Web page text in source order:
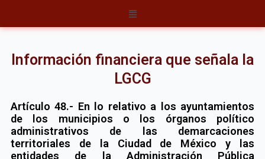
Menú
Información financiera que señala la
LGCG
Artículo 48.- En lo relativo a los ayuntamientos
de los municipios o los órganos político
administrativos de las demarcaciones
territoriales de la Ciudad de México y las
entidades de la Administración Pública